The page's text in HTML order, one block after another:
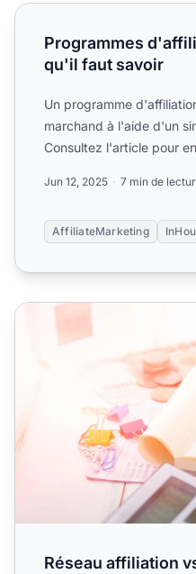
Programmes d'affiliation
Programmes
qu'il faut savoir
Un programme
marchand à l'aide d'un
Consultez l'article pour
Jun 12, 2025 7 min de
AffiliateMarketing
Réseau affiliation vs.
Réseau affiliation